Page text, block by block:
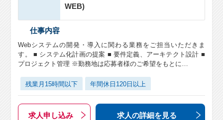
WEB)
仕事内容
Webシステムの開発・導入に関わる業務をご担当いただきま
す。 ■ システム化計画の提案 ■ 要件定義、アーキテクト設計 ■
プロジェクト管理 ※勤務地は応募者様のご希望をもとに…
残業月15時間以下 年間休日120日以上
求人申し込み 求人の詳細を見る